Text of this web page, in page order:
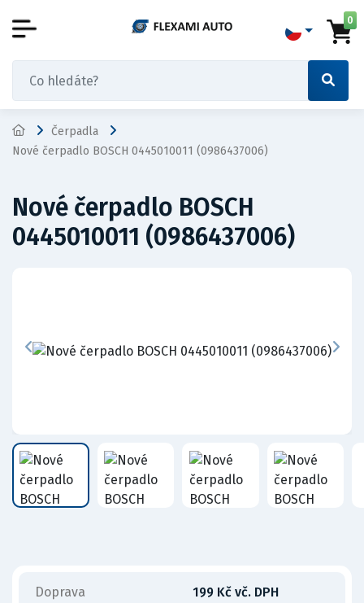
0
Čerpadla
Nové čerpadlo BOSCH 0445010011 (0986437006)
Nové čerpadlo BOSCH
0445010011 (0986437006)
Doprava 199 Kč vč. DPH